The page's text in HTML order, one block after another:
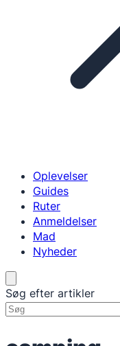
Oplevelser
Guides
Ruter
Anmeldelser
Mad
Nyheder
Søg efter artikler